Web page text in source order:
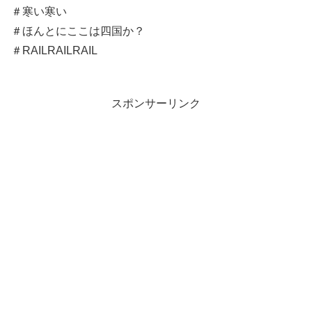
＃寒い寒い
＃ほんとにここは四国か？
＃RAILRAILRAIL
スポンサーリンク